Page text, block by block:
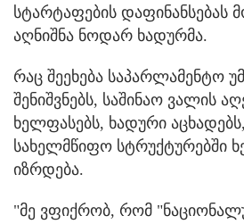
სტარტაფების დაფინანსებას
აღნიშნა ნოდარ ხადურმა.
რაც შეეხება საპარლამენტო
შენიშვნებს, საშინაო ვალის
ხელფასებს, ხადური
სახელმწიფო სტრუქტურებში
იზრდება.
"მე ვფიქრობ, რომ